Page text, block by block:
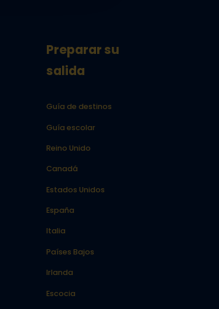
Preparar su
salida
Guía de destinos
Guía escolar
Reino Unido
Canadá
Estados Unidos
España
Italia
Países Bajos
Irlanda
Escocia